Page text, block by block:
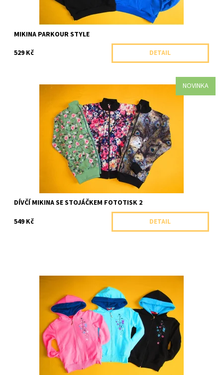
MIKINA PARKOUR STYLE
529 Kč
DETAIL
NOVINKA
Celopropínací bavlněná mikina se stojáčkem zdobená kvalitním
fototiskem s různými motivy.
Skladem 1 ks
Arex, ČR
DÍVČÍ MIKINA SE STOJÁČKEM FOTOTISK 2
549 Kč
DETAIL
Krásná dívčí mikina s výraznou kapucí a potiskem s motivem
květin a motýlů.
Dostupnost:
Skladem 1 ks
Soňa Zemanová, ČR